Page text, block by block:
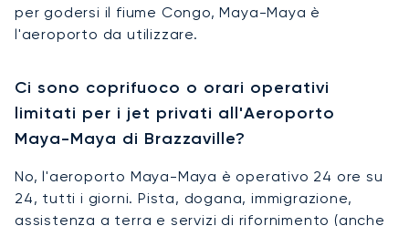
per godersi il fiume Congo, Maya-Maya è
l'aeroporto da utilizzare.
Ci sono coprifuoco o orari operativi
limitati per i jet privati all'Aeroporto
Maya-Maya di Brazzaville?
No, l'aeroporto Maya-Maya è operativo 24 ore su
24, tutti i giorni. Pista, dogana, immigrazione,
assistenza a terra e servizi di rifornimento (anche